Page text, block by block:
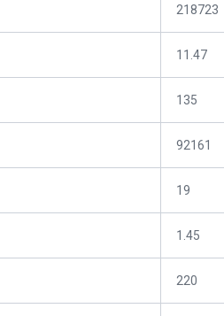
218723
11.47
135
92161
19
1.45
220